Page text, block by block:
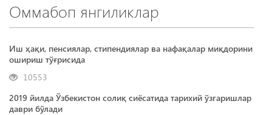
Оммабоп янгиликлар
Иш ҳақи, пенсиялар, стипендиялар ва нафақалар миқдорини
ошириш тўғрисида
10553
2019 йилда Ўзбекистон солиқ сиёсатида тарихий ўзгаришлар
даври бўлади